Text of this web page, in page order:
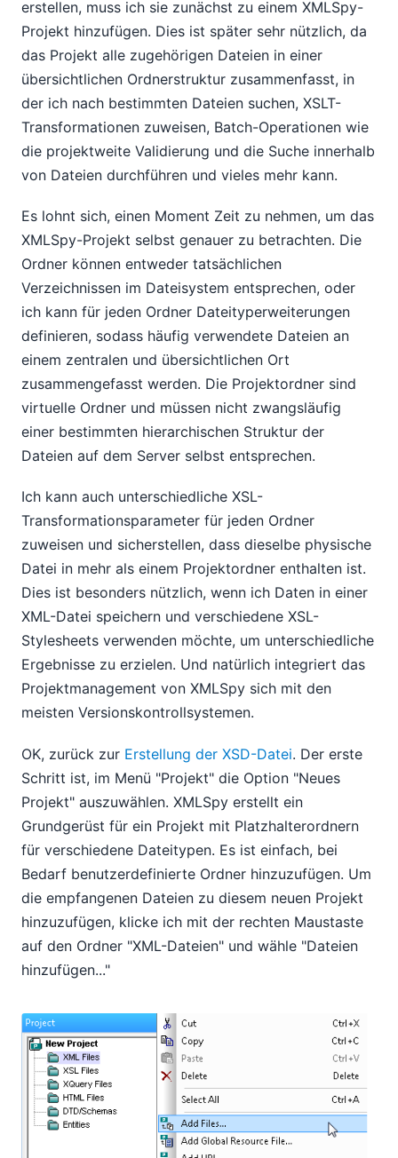
erstellen, muss ich sie zunächst zu einem XMLSpy-
Projekt hinzufügen. Dies ist später sehr nützlich, da
das Projekt alle zugehörigen Dateien in einer
übersichtlichen Ordnerstruktur zusammenfasst, in
der ich nach bestimmten Dateien suchen, XSLT-
Transformationen zuweisen, Batch-Operationen wie
die projektweite Validierung und die Suche innerhalb
von Dateien durchführen und vieles mehr kann.
Es lohnt sich, einen Moment Zeit zu nehmen, um das
XMLSpy-Projekt selbst genauer zu betrachten. Die
Ordner können entweder tatsächlichen
Verzeichnissen im Dateisystem entsprechen, oder
ich kann für jeden Ordner Dateityperweiterungen
definieren, sodass häufig verwendete Dateien an
einem zentralen und übersichtlichen Ort
zusammengefasst werden. Die Projektordner sind
virtuelle Ordner und müssen nicht zwangsläufig
einer bestimmten hierarchischen Struktur der
Dateien auf dem Server selbst entsprechen.
Ich kann auch unterschiedliche XSL-
Transformationsparameter für jeden Ordner
zuweisen und sicherstellen, dass dieselbe physische
Datei in mehr als einem Projektordner enthalten ist.
Dies ist besonders nützlich, wenn ich Daten in einer
XML-Datei speichern und verschiedene XSL-
Stylesheets verwenden möchte, um unterschiedliche
Ergebnisse zu erzielen. Und natürlich integriert das
Projektmanagement von XMLSpy sich mit den
meisten Versionskontrollsystemen.
OK, zurück zur Erstellung der XSD-Datei. Der erste
Schritt ist, im Menü "Projekt" die Option "Neues
Projekt" auszuwählen. XMLSpy erstellt ein
Grundgerüst für ein Projekt mit Platzhalterordnern
für verschiedene Dateitypen. Es ist einfach, bei
Bedarf benutzerdefinierte Ordner hinzuzufügen. Um
die empfangenen Dateien zu diesem neuen Projekt
hinzuzufügen, klicke ich mit der rechten Maustaste
auf den Ordner "XML-Dateien" und wähle "Dateien
hinzufügen..."